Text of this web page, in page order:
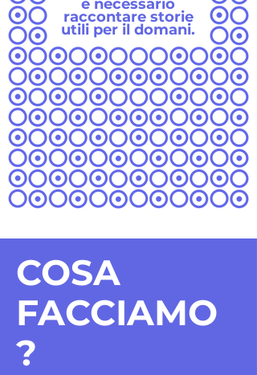
è necessario
raccontare storie
utili per il domani.
COSA
FACCIAMO
?